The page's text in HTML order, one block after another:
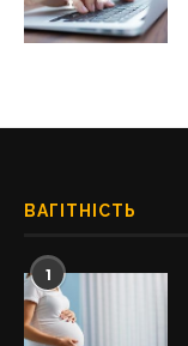
ВАГІТНІСТЬ
1